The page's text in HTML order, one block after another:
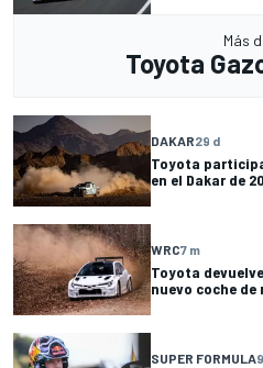
Más
Toyota
DAKAR29 d
Toyota
en el Dakar de
WRC7 m
Toyota
nuevo coche de
SUPER FORMULA